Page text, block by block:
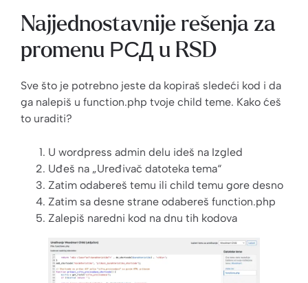
Najjednostavnije rešenja za
promenu РСД u RSD
Sve što je potrebno jeste da kopiraš sledeći kod i da
ga nalepiš u function.php tvoje child teme. Kako ćeš
to uraditi?
U wordpress admin delu ideš na Izgled
Uđeš na „Uređivač datoteka tema“
Zatim odabereš temu ili child temu gore desno
Zatim sa desne strane odabereš function.php
Zalepiš naredni kod na dnu tih kodova